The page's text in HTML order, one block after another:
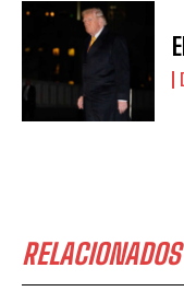
RELACIONADOS